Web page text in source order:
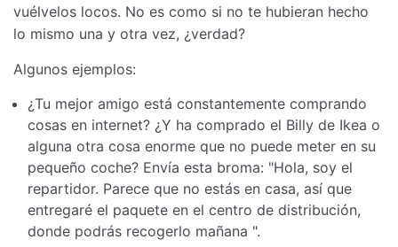
vuélvelos locos. No es como si no te hubieran hecho
lo mismo una y otra vez, ¿verdad?
Algunos ejemplos:
¿Tu mejor amigo está constantemente comprando
cosas en internet? ¿Y ha comprado el Billy de Ikea o
alguna otra cosa enorme que no puede meter en su
pequeño coche? Envía esta broma: "Hola, soy el
repartidor. Parece que no estás en casa, así que
entregaré el paquete en el centro de distribución,
donde podrás recogerlo mañana ".